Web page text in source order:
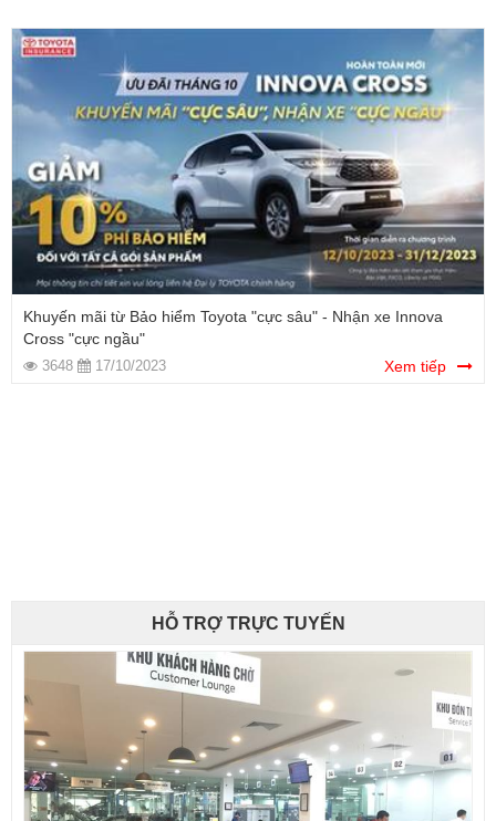
Khuyến mãi từ Bảo hiểm Toyota "cực sâu" - Nhận xe Innova
Cross "cực ngầu"
3648 17/10/2023 Xem tiếp
HỖ TRỢ TRỰC TUYẾN